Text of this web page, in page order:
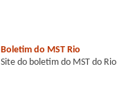
Boletim do MST Rio
Site do boletim do MST do